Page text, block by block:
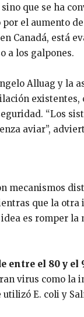
que se ha
el aumento
Canadá, está
a los galpones.
Alluag y la
existentes,
“Los
aviar”,
mecanismos
que la otra
es romper la
entre el 80 y el
virus como la
E. coli y